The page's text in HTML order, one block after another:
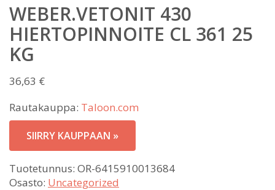
WEBER.VETONIT 430
HIERTOPINNOITE CL 361 25
KG
36,63 €
Rautakauppa: Taloon.com
SIIRRY KAUPPAAN »
Tuotetunnus: OR-6415910013684
Osasto: Uncategorized